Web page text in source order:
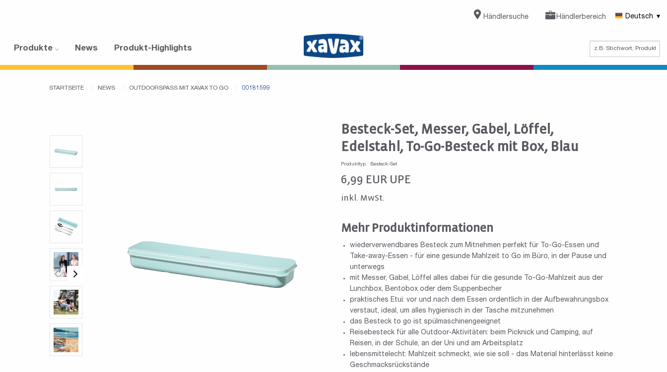
Händlersuche Händlerbereich Deutsch
Produkte News Produkt-Highlights
STARTSEITE NEWS OUTDOORSPASS MIT XAVAX TO GO 00181599
Besteck-Set, Messer, Gabel, Löffel,
Edelstahl, To-Go-Besteck mit Box, Blau
Produkttyp : Besteck-Set
6,99 EUR UPE
inkl. MwSt.
Mehr Produktinformationen
wiederverwendbares Besteck zum Mitnehmen perfekt für To-Go-Essen und
Take-away-Essen - für eine gesunde Mahlzeit to Go im Büro, in der Pause und
unterwegs
mit Messer, Gabel, Löffel alles dabei für die gesunde To-Go-Mahlzeit aus der
Lunchbox, Bentobox oder dem Suppenbecher
praktisches Etui: vor und nach dem Essen ordentlich in der Aufbewahrungsbox
verstaut, ideal, um alles hygienisch in der Tasche mitzunehmen
das Besteck to go ist spülmaschinengeeignet
Reisebesteck für alle Outdoor-Aktivitäten: beim Picknick und Camping, auf
Reisen, in der Schule, an der Uni und am Arbeitsplatz
lebensmittelecht: Mahlzeit schmeckt, wie sie soll - das Material hinterlässt keine
Geschmacksrückstände